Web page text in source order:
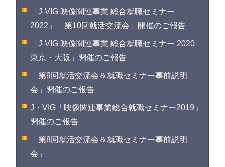
「J-VIG 映像関連事業 総合就職セミナー
2022」「第10回就活交流会」開催のご報告
「J-VIG 映像関連事業 総合就職セミナー 2020
東京・大阪」開催のご報告
「第9回就活交流会＆就職セミナー事前説明
会」開催のご報告
J・VIG「映像関連事業総合就職セミナー2019」
開催のご報告
「第8回就活交流会＆就職セミナー事前説明
会」